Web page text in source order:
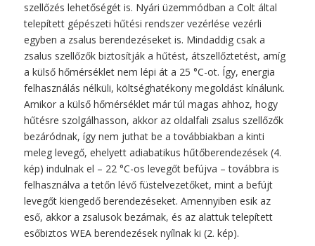
szellőzés lehetőségét is. Nyári üzemmódban a Colt által
telepített gépészeti hűtési rendszer vezérlése vezérli
egyben a zsalus berendezéseket is. Mindaddig csak a
zsalus szellőzők biztosítják a hűtést, átszellőztetést, amíg
a külső hőmérséklet nem lépi át a 25 °C-ot. Így, energia
felhasználás nélküli, költséghatékony megoldást kínálunk.
Amikor a külső hőmérséklet már túl magas ahhoz, hogy
hűtésre szolgálhasson, akkor az oldalfali zsalus szellőzők
bezáródnak, így nem juthat be a továbbiakban a kinti
meleg levegő, ehelyett adiabatikus hűtőberendezések (4.
kép) indulnak el – 22 °C-os levegőt befújva – továbbra is
felhasználva a tetőn lévő füstelvezetőket, mint a befújt
levegőt kiengedő berendezéseket. Amennyiben esik az
eső, akkor a zsalusok bezárnak, és az alattuk telepített
esőbiztos WEA berendezések nyílnak ki (2. kép).